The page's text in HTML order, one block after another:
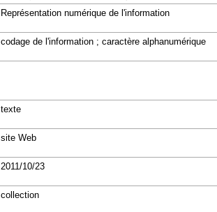
Représentation numérique de l'information
codage de l'information ; caractère alphanumérique
texte
site Web
2011/10/23
collection